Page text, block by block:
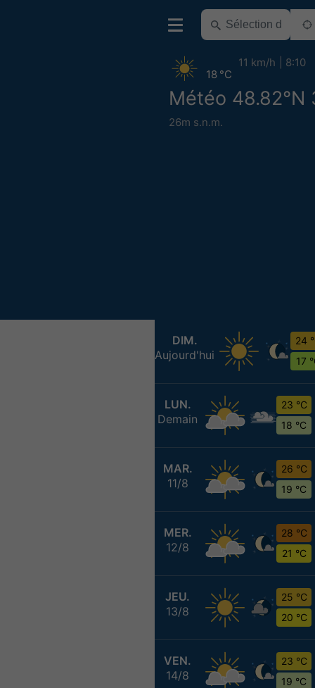
Météo 48.82°N
26m s.n.m.
18 °C
11 km/h 8:10
DIM.
Aujourd'hui
24
17
LUN.
Demain
23 °C
18 °C
MAR.
11/8
26 °C
19 °C
MER.
12/8
28 °C
21 °C
JEU.
13/8
25 °C
20 °C
VEN.
14/8
23 °C
19 °C